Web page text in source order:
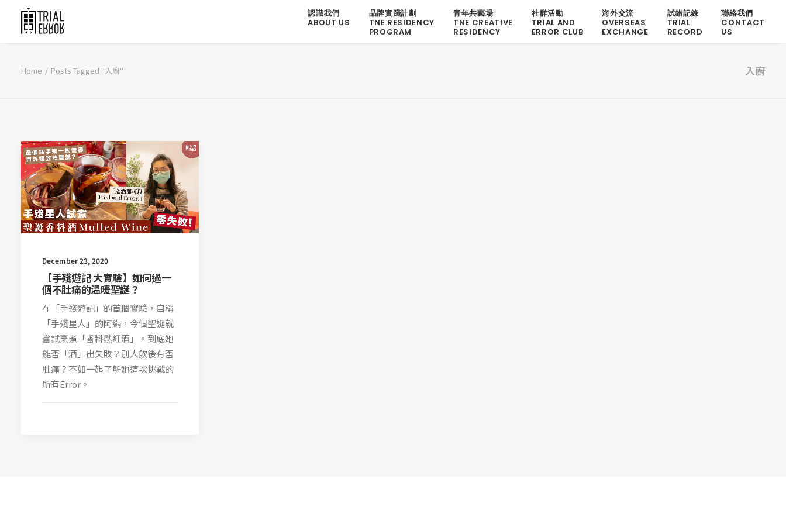
認識我們
ABOUT US
品牌實踐計劃
TNE RESIDENCY
PROGRAM
青年共藝場
TNE CREATIVE
RESIDENCY
社群活動
TRIAL AND
ERROR CLUB
海外交流
OVERSEAS
EXCHANGE
試錯記錄
TRIAL
RECORD
聯絡我們
CONTACT
US
入廚
Home Posts Tagged "入廚"
December 23, 2020
【手殘遊記 大實驗】如何過一
個不肚痛的溫暖聖誕？
在「手殘遊記」的首個實驗，自稱
「手殘星人」的阿絹，今個聖誕就
嘗試烹煮「香料熱紅酒」。到底她
能否「酒」出失敗？別人飲後有否
肚痛？不如一起了解她這次挑戰的
所有Error。